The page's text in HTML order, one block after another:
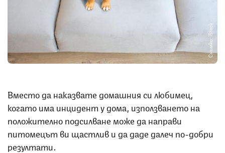
Снимка: iStock
Вместо да наказвате домашния си любимец,
когато има инцидент у дома, използването на
положително подсилване може да направи
питомецът ви щастлив и да даде далеч по-добри
резултати.